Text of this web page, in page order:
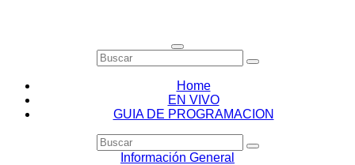
Home
EN VIVO
GUIA DE PROGRAMACION
Información General